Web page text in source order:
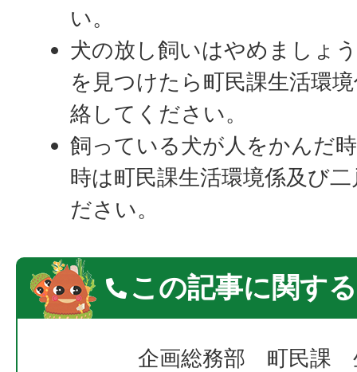
い。
犬の放し飼いはやめましょ
を見つけたら町民課生活環
絡してください。
飼っている犬が人をかんだ
時は町民課生活環境係及び
ださい。
この記事に関す
企画総務部 町民課